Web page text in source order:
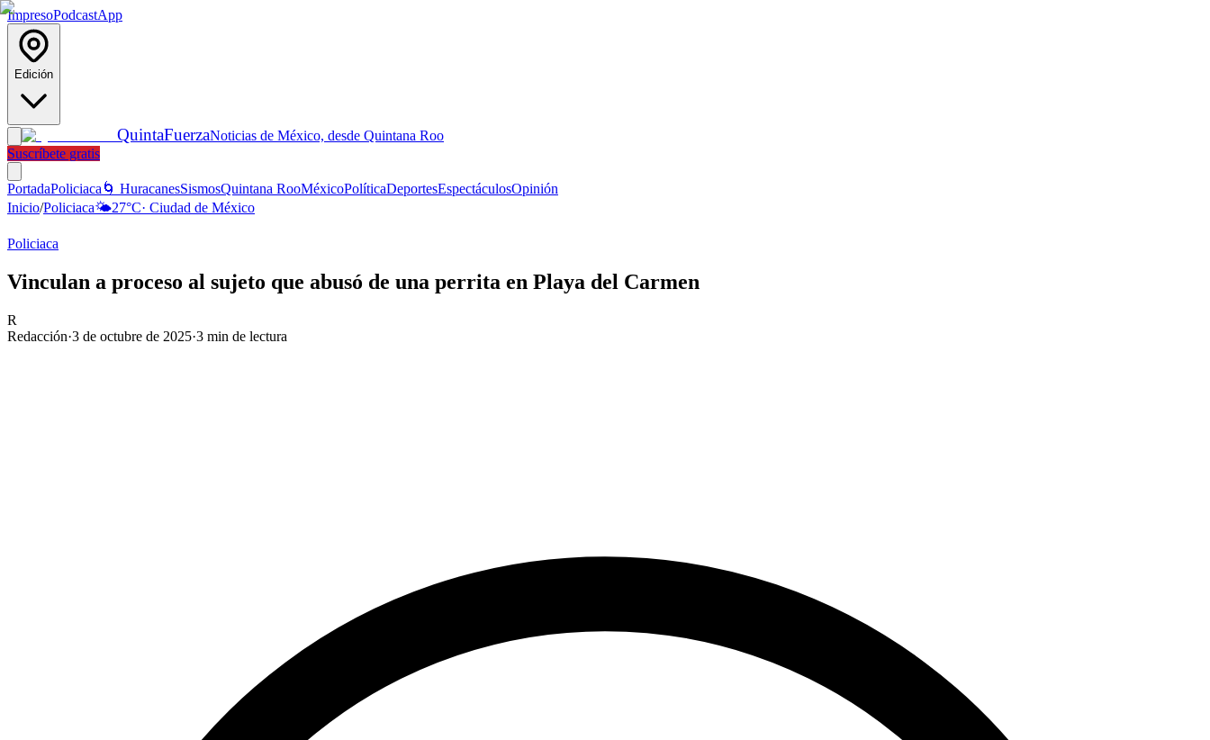
ImpresoPodcastApp
Edición
QuintaFuerzaNoticias de México, desde Quintana Roo
Suscríbete gratis
PortadaPoliciaca 🌀 HuracanesSismosQuintana RooMéxicoPolíticaDeportesEspectáculosOpinión
Inicio/Policiaca🌤️27°C· Ciudad de México
Policiaca
Vinculan a proceso al sujeto que abusó de una perrita en Playa del Carmen
R
Redacción·3 de octubre de 2025·3 min de lectura